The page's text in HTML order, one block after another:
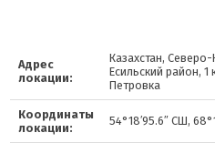
Адрес
локации:
Казахстан, Северо-
Есильский район, 1
Петровка
Координаты
локации:
54°18′95.6″ СШ,